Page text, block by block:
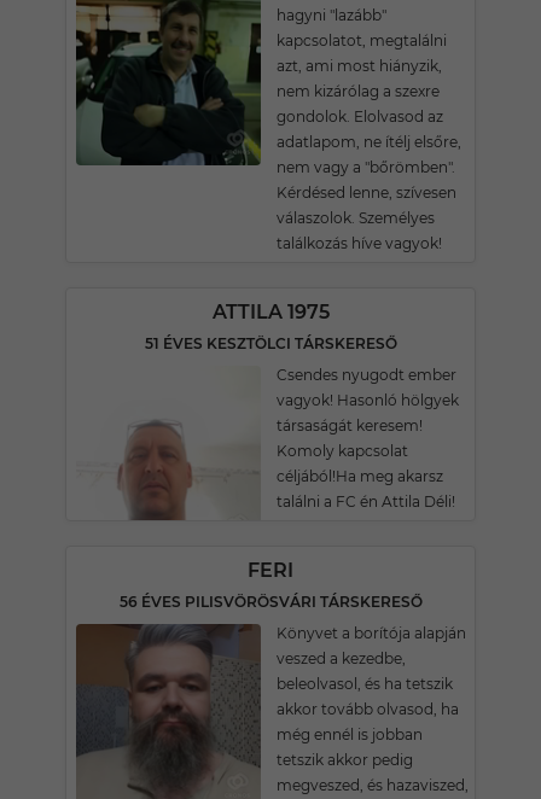
hagyni "lazább"
kapcsolatot, megtalálni
azt, ami most hiányzik,
nem kizárólag a szexre
gondolok. Elolvasod az
adatlapom, ne ítélj elsőre,
nem vagy a "bőrömben".
Kérdésed lenne, szívesen
válaszolok. Személyes
találkozás híve vagyok!
ATTILA 1975
51 ÉVES KESZTÖLCI TÁRSKERESŐ
Csendes nyugodt ember
vagyok! Hasonló hölgyek
társaságát keresem!
Komoly kapcsolat
céljából!Ha meg akarsz
találni a FC én Attila Déli!
FERI
56 ÉVES PILISVÖRÖSVÁRI TÁRSKERESŐ
Könyvet a borítója alapján
veszed a kezedbe,
beleolvasol, és ha tetszik
akkor tovább olvasod, ha
még ennél is jobban
tetszik akkor pedig
megveszed, és hazaviszed,